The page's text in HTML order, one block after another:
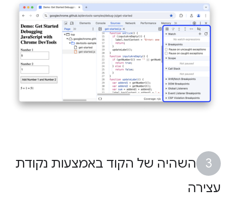
השהיה של הקוד באמצעות נקודת
עצירה